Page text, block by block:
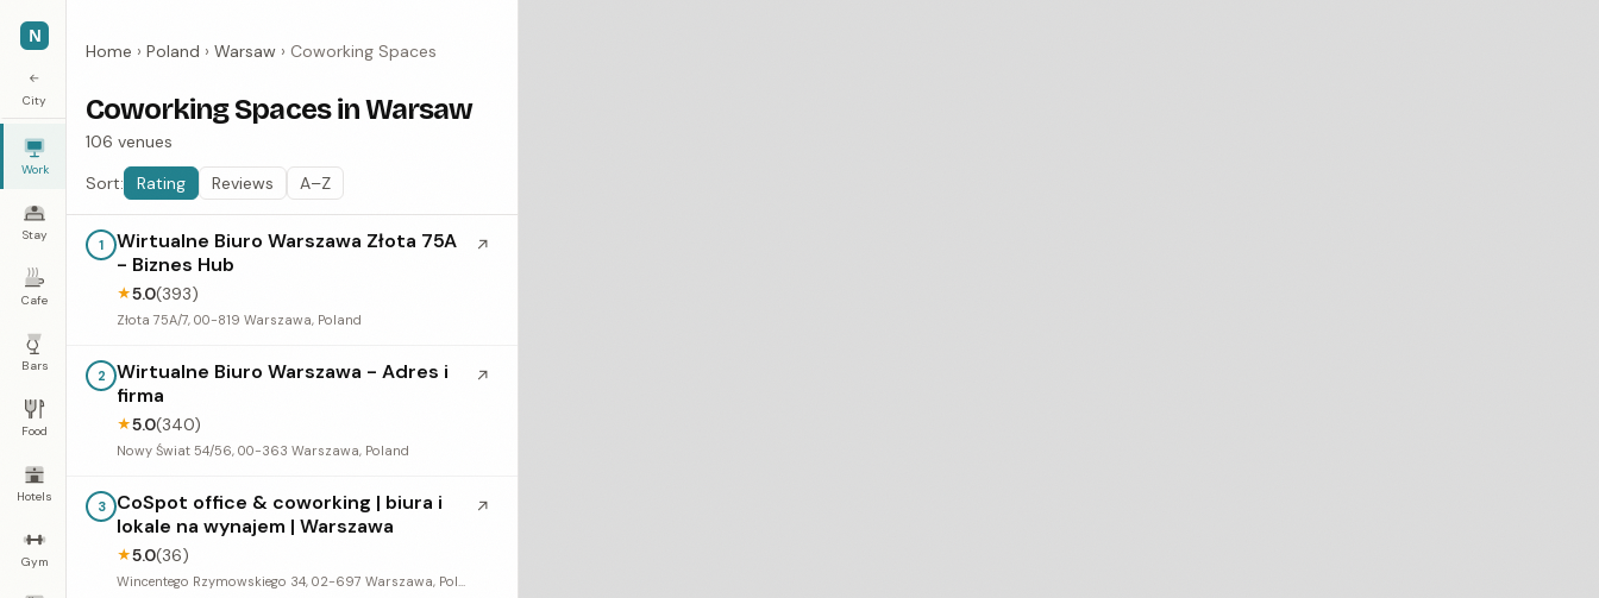
N
←
City
Work
Stay
Cafe
Bars
Food
Hotels
Gym
Home › Poland › Warsaw › Coworking Spaces
Coworking Spaces in Warsaw
106 venues
Sort:
Rating Reviews A–Z
1
Wirtualne Biuro Warszawa Złota 75A
- Biznes Hub
★5.0(393)
Złota 75A/7, 00-819 Warszawa, Poland
↗
2
Wirtualne Biuro Warszawa - Adres i
firma
★5.0(340)
Nowy Świat 54/56, 00-363 Warszawa, Poland
↗
3
CoSpot office & coworking | biura i
lokale na wynajem | Warszawa
★5.0(36)
Wincentego Rzymowskiego 34, 02-697 Warszawa, Poland
↗